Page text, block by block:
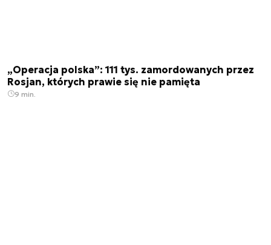
„Operacja polska”: 111 tys. zamordowanych przez
Rosjan, których prawie się nie pamięta
9 min.